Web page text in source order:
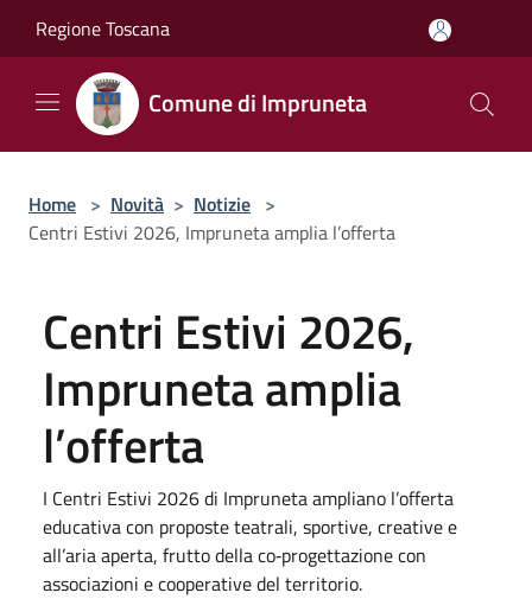
Regione Toscana
Comune di Impruneta
Home > Novità > Notizie >
Centri Estivi 2026, Impruneta amplia l’offerta
Centri Estivi 2026,
Impruneta amplia
l’offerta
I Centri Estivi 2026 di Impruneta ampliano l’offerta
educativa con proposte teatrali, sportive, creative e
all’aria aperta, frutto della co‑progettazione con
associazioni e cooperative del territorio.